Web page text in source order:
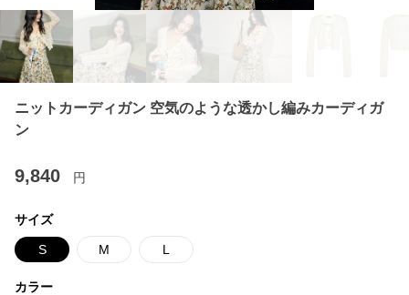
ニットカーディガン 空気のような透かし編みカーディガ
ン
9,840 円
サイズ
S M L
カラー